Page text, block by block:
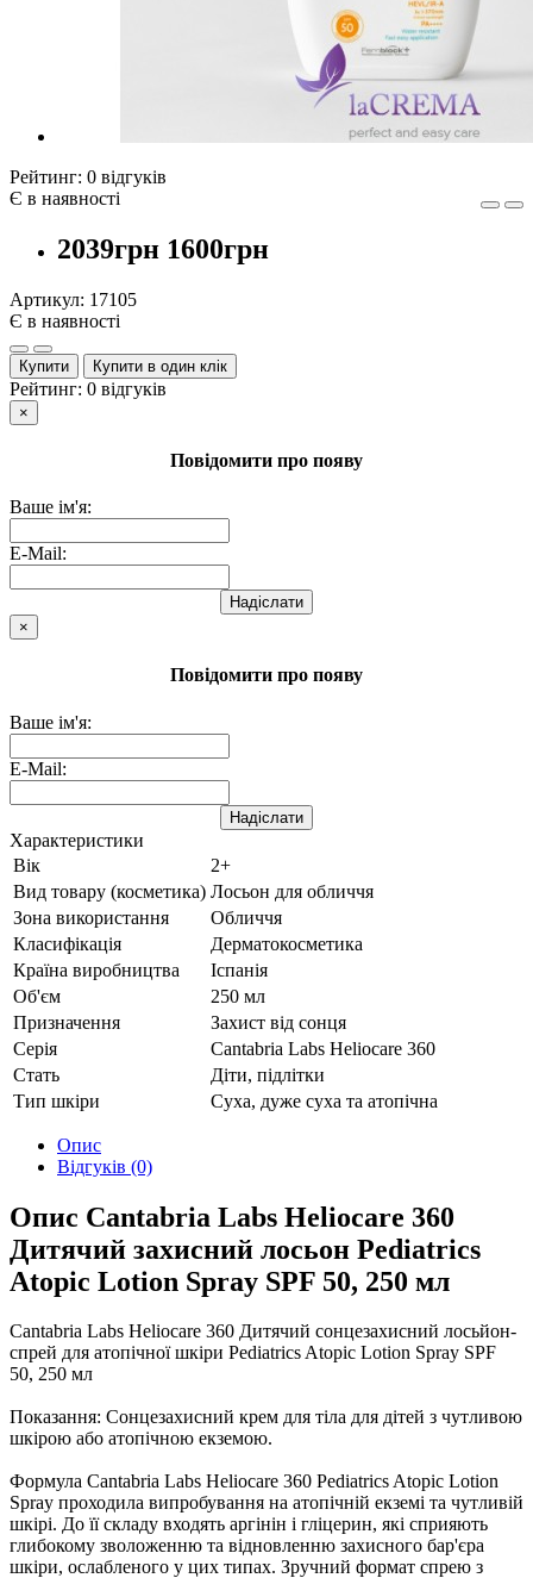
Рейтинг: 0 відгуків
Є в наявності
2039грн 1600грн
Артикул: 17105
Є в наявності
Купити Купити в один клік
Рейтинг: 0 відгуків
×
Повідомити про появу
Ваше ім'я:
E-Mail:
Надіслати
×
Повідомити про появу
Ваше ім'я:
E-Mail:
Надіслати
Характеристики
Вік
2+
Вид товару (косметика) Лосьон для обличчя
Зона використання
Обличчя
Класифікація
Дерматокосметика
Країна виробництва
Іспанія
Об'єм
250 мл
Призначення
Захист від сонця
Серія
Cantabria Labs Heliocare 360
Стать
Діти, підлітки
Тип шкіри
Суха, дуже суха та атопічна
Опис
Відгуків (0)
Опис Cantabria Labs Heliocare 360
Дитячий захисний лосьон Pediatrics
Atopic Lotion Spray SPF 50, 250 мл
Cantabria Labs Heliocare 360 Дитячий сонцезахисний лосьйон-
спрей для атопічної шкіри Pediatrics Atopic Lotion Spray SPF
50, 250 мл
Показання: Сонцезахисний крем для тіла для дітей з чутливою
шкірою або атопічною екземою.
Формула Cantabria Labs Heliocare 360 Pediatrics Atopic Lotion
Spray проходила випробування на атопічній екземі та чутливій
шкірі. До її складу входять аргінін і гліцерин, які сприяють
глибокому зволоженню та відновленню захисного бар'єра
шкіри, ослабленого у цих типах. Зручний формат спрею з